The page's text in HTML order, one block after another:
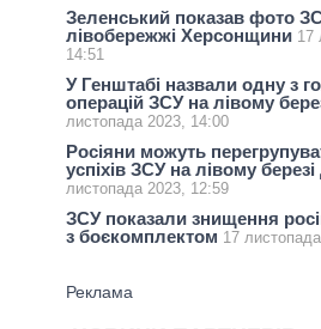
Зеленський показав фото
лівобережжі Херсонщини 17
14:51
У Генштабі назвали одну з
операцій ЗСУ на лівому
листопада 2023, 14:00
Росіяни можуть
успіхів ЗСУ на лівому
листопада 2023, 12:59
ЗСУ показали знищення
з боєкомплектом 17